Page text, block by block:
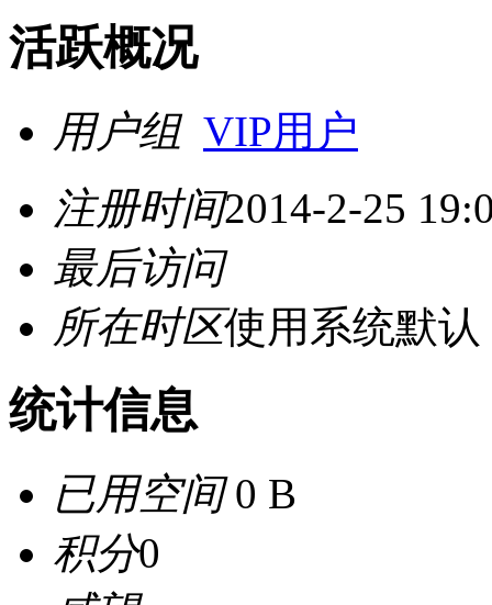
活跃概况
用户组 VIP用户
注册时间2014-2-25
最后访问
所在时区使用系统默认
统计信息
已用空间0 B
积分0